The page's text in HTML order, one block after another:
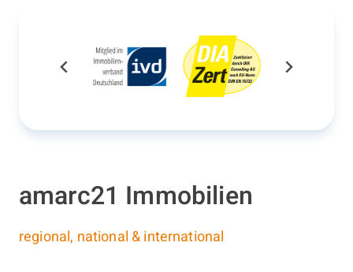
amarc21 Immobilien
regional, national & international